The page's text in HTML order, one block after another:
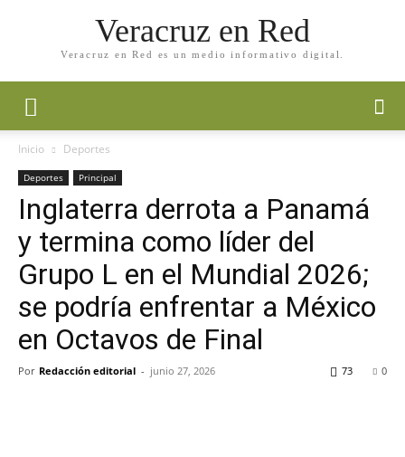
Veracruz en Red
Veracruz en Red es un medio informativo digital.
Inicio Deportes
Deportes Principal
Inglaterra derrota a Panamá
y termina como líder del
Grupo L en el Mundial 2026;
se podría enfrentar a México
en Octavos de Final
Por Redacción editorial - junio 27, 2026 0
73